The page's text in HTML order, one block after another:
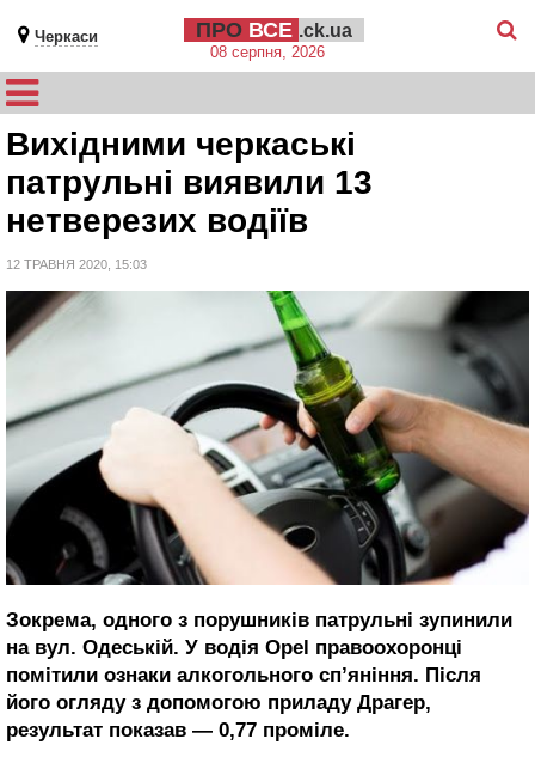
Черкаси ПРО ВСЕ .ck.ua
08 серпня, 2026
Вихідними черкаські
патрульні виявили 13
нетверезих водіїв
12 ТРАВНЯ 2020, 15:03
Зокрема, одного з порушників патрульні зупинили
на вул. Одеській. У водія Opel правоохоронці
помітили ознаки алкогольного сп’яніння. Після
його огляду з допомогою приладу Драгер,
результат показав — 0,77 проміле.